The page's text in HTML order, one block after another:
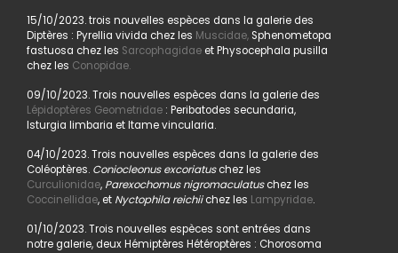
15/10/2023. trois nouvelles espèces dans la galerie des
Diptères : Pyrellia vivida chez les Muscidae,Sphenometopa
fastuosa chez les Sarcophagidaeet Physocephala pusilla
chez les Conopidae.
09/10/2023. Trois nouvelles espèces dans la galerie des
Lépidoptères Geometridae: Peribatodes secundaria,
Isturgia limbaria et Itame vincularia.
04/10/2023. Trois nouvelles espèces dans la galerie des
Coléoptères. Coniocleonus excoriatuschez les
Curculionidae, Parexochomus nigromaculatuschez les
Coccinellidae, et Nyctophila reichiichez les Lampyridae.
01/10/2023. Trois nouvelles espèces sont entrées dans
notre galerie, deux Hémiptères Hétéroptères : Chorosoma